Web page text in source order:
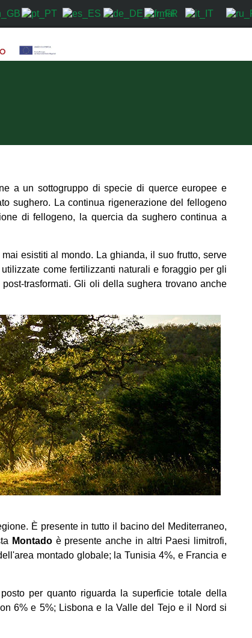
a un sottogruppo di specie di querce europee e
sughero. La continua rigenerazione del fellogeno
di fellogeno, la quercia da sughero continua a
esistiti al mondo. La ghianda, il suo frutto, serve
come fertilizzanti naturali e foraggio per gli
trasformati. Gli oli della sughera trovano anche
È presente in tutto il bacino del Mediterraneo,
Montado è presente anche in altri Paesi limitrofi,
montado globale; la Tunisia 4%, e Francia e
per quanto riguarda la superficie totale della
6% e 5%; Lisbona e la Valle del Tejo e il Nord si